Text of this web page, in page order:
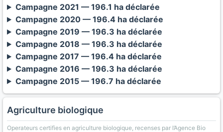
Campagne 2021 — 196.1 ha déclarée
Campagne 2020 — 196.4 ha déclarée
Campagne 2019 — 196.3 ha déclarée
Campagne 2018 — 196.3 ha déclarée
Campagne 2017 — 196.4 ha déclarée
Campagne 2016 — 196.3 ha déclarée
Campagne 2015 — 196.7 ha déclarée
Agriculture biologique
Operateurs certifies en agriculture biologique, recenses par l’Agence Bio